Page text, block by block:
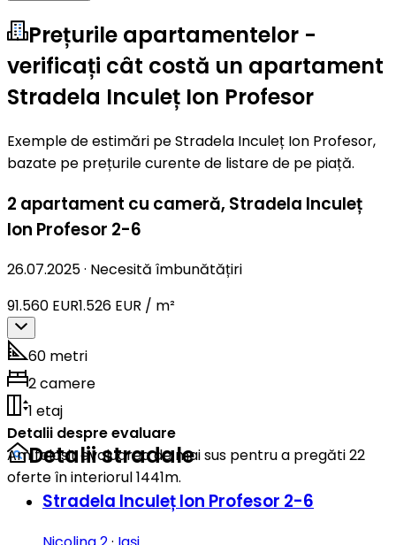
Prețurile apartamentelor -
verificați cât costă un apartament
Stradela Inculeț Ion Profesor
Exemple de estimări pe Stradela Inculeț Ion Profesor,
bazate pe prețurile curente de listare de pe piață.
2 apartament cu cameră, Stradela Inculeț
Ion Profesor 2-6
26.07.2025· Necesită îmbunătățiri
91.560 EUR1.526 EUR / m²
60 metri
2 camere
1 etaj
Detalii despre evaluare
Am folosit evaluarea de mai sus pentru a pregăti 22
oferte în interiorul 1441m.
Detalii stradale
Stradela Inculeț Ion Profesor 2-6